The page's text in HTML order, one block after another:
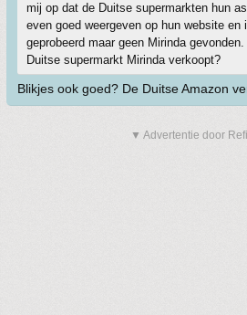
mij op dat de Duitse supermarkten hun
even goed weergeven op hun website en
geprobeerd maar geen Mirinda
Duitse supermarkt Mirinda verkoopt?
Blikjes ook goed? De Duitse Amazon
▼ Advertentie door